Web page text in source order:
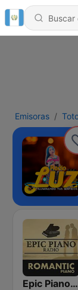
Emisoras
Epic Piano - ROMANTIC PIANO